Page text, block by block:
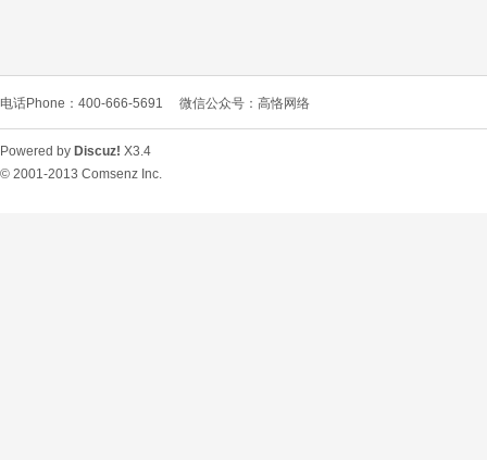
电话Phone：400-666-5691 微信公众号：高恪网络
Powered by Discuz! X3.4
© 2001-2013 Comsenz Inc.